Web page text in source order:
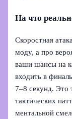
На что
Скоростная
моду, а про
ваши шансы на
входить в
7–8 секунд. Это
тактических
ментальной